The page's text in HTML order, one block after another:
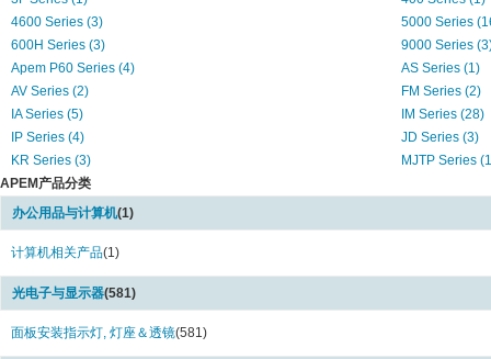
4600 Series (3)
5000 Series
600H Series (3)
9000 Series
Apem P60 Series (4)
AS Series (1)
AV Series (2)
FM Series (2)
IA Series (5)
IM Series (28)
IP Series (4)
JD Series (3)
KR Series (3)
MJTP Series
MR Series (1)
PT65 Series (1)
Q12 Series (43)
Q14 Series
Q16 Series (1)
QRM14 Series (11)
QRM8 Series
QS Series (144)
APEM产品分类
办公用品与计算机(1)
计算机相关产品(1)
光电子与显示器(581)
面板安装指示灯, 灯座＆透镜(581)